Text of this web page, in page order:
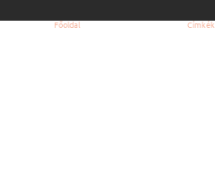
Főoldal Címkék